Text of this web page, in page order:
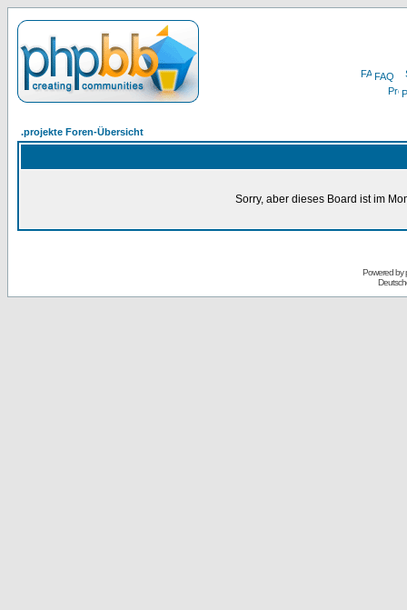
FAQ
.projekte Foren-Übersicht
Sorry, aber dieses Board ist im
Powered by